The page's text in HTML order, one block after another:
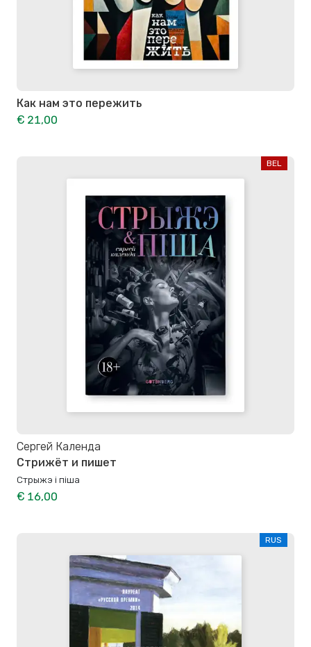
Как нам это пережить
€ 21,00
BEL
Сергей Календа
Стрижёт и пишет
Стрыжэ і піша
€ 16,00
RUS